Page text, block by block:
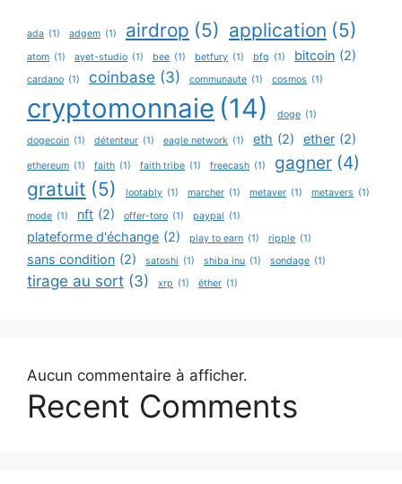
ada (1) adgem (1) airdrop (5) application (5)
atom (1) ayet-studio (1) bee (1) betfury (1) bfg (1) bitcoin (2)
cardano (1) coinbase (3) communaute (1) cosmos (1)
cryptomonnaie (14) doge (1)
dogecoin (1) détenteur (1) eagle network (1) eth (2) ether (2)
ethereum (1) faith (1) faith tribe (1) freecash (1) gagner (4)
gratuit (5) lootably (1) marcher (1) metaver (1) metavers (1)
mode (1) nft (2) offer-toro (1) paypal (1)
plateforme d'échange (2) play to earn (1) ripple (1)
sans condition (2) satoshi (1) shiba inu (1) sondage (1)
tirage au sort (3) xrp (1) éther (1)
Aucun commentaire à afficher.
Recent Comments